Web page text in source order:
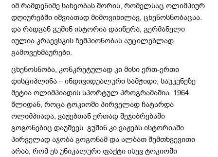
იმ რამდენიმე სახეობას შორის, რომელსაც ოლიმპიურ
დღიურებში იშვიათად მიმოვიხილავ, ცხენოსნობაცაა.
და რადგან გუშინ ისტორია დაიწერა, გერმანელი
იულია კრაევსკის ჩემპიონობას აუცილებლად
გამოვეხმაურები.
ცხენოსნობა, კონკრეტულად კი მისი ერთ-ერთი
დისციპლინა – ინდივიდუალური სამჭიდი, საუკუნეზე
მეტია ოლიმპიადის სპორტულ პროგრამაშია. 1964
წლიდან, როცა ტოკიოში პირველად ჩატარდა
ოლიმპიადა, ვაჟებთან ერთად შეჯიბრებაში
გოგონებიც დაუშვეს. გუშინ კი ვაჟებს ისტორიაში
პირველად აჯობა გოგონამ და ალბათ შემთხვევითი
არაა, რომ ეს უნიკალური ფაქტი ისევ ტოკიოში